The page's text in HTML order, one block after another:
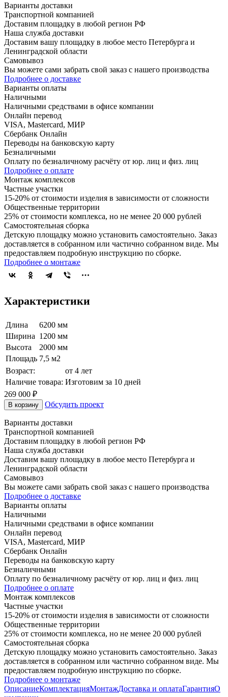
Варианты доставки
Транспортной компанией
Доставим площадку в любой регион РФ
Наша служба доставки
Доставим вашу площадку в любое место Петербурга и
Ленинградской области
Самовывоз
Вы можете сами забрать свой заказ с нашего производства
Подробнее о доставке
Варианты оплаты
Наличными
Наличными средствами в офисе компании
Онлайн перевод
VISA, Mastercard, МИР
Сбербанк Онлайн
Переводы на банковскую карту
Безналичными
Оплату по безналичному расчёту от юр. лиц и физ. лиц
Подробнее о оплате
Монтаж комплексов
Частные участки
15-20% от стоимости изделия в зависимости от сложности
Общественные территории
25% от стоимости комплекса, но не менее 20 000 рублей
Самостоятельная сборка
Детскую площадку можно установить самостоятельно. Заказ
доставляется в собранном или частично собранном виде. Мы
предоставляем подробную инструкцию по сборке.
Подробнее о монтаже
Характеристики
Длина
6200 мм
Ширина 1200 мм
Высота
2000 мм
Площадь 7,5 м2
Возраст:
от 4 лет
Наличие товара: Изготовим за 10 дней
269 000 ₽
В корзину Обсудить проект
Варианты доставки
Транспортной компанией
Доставим площадку в любой регион РФ
Наша служба доставки
Доставим вашу площадку в любое место Петербурга и
Ленинградской области
Самовывоз
Вы можете сами забрать свой заказ с нашего производства
Подробнее о доставке
Варианты оплаты
Наличными
Наличными средствами в офисе компании
Онлайн перевод
VISA, Mastercard, МИР
Сбербанк Онлайн
Переводы на банковскую карту
Безналичными
Оплату по безналичному расчёту от юр. лиц и физ. лиц
Подробнее о оплате
Монтаж комплексов
Частные участки
15-20% от стоимости изделия в зависимости от сложности
Общественные территории
25% от стоимости комплекса, но не менее 20 000 рублей
Самостоятельная сборка
Детскую площадку можно установить самостоятельно. Заказ
доставляется в собранном или частично собранном виде. Мы
предоставляем подробную инструкцию по сборке.
Подробнее о монтаже
ОписаниеКомплектацияМонтажДоставка и оплатаГарантияО